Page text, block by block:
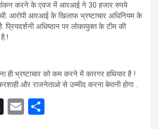
करने के एवज में आरआई ने 30 हजार रुपये
थी. आरोपी आरआई के खिलाफ भ्रष्टाचार अधिनियम के
प्रियदर्शनी अधिष्ठान पर लोकायुक्त के टीम की
ही भ्रष्टाचार को कम करने में कारगर हथियार है !
और राजनेताओ से उम्मीद करना बेमानी होगा ..
X
E